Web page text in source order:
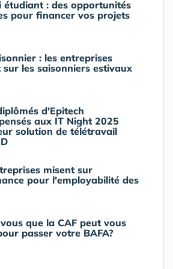
étudiant : des opportunités
pour financer vos projets
: les entreprises
sur les saisonniers estivaux
d'Epitech
aux IT Night 2025
solution de télétravail
misent sur
pour l'employabilité des
que la CAF peut vous
passer votre BAFA?